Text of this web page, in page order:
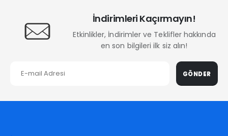
İndirimleri Kaçırmayın!
Etkinlikler, İndirimler ve Teklifler hakkında
en son bilgileri ilk siz alın!
GÖNDER